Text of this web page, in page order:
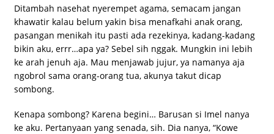
Ditambah nasehat nyerempet agama, semacam jangan
khawatir kalau belum yakin bisa menafkahi anak orang,
pasangan menikah itu pasti ada rezekinya, kadang-kadang
bikin aku, errr…apa ya? Sebel sih nggak. Mungkin ini lebih
ke arah jenuh aja. Mau menjawab jujur, ya namanya aja
ngobrol sama orang-orang tua, akunya takut dicap
sombong.
Kenapa sombong? Karena begini… Barusan si Imel nanya
ke aku. Pertanyaan yang senada, sih. Dia nanya, “Kowe